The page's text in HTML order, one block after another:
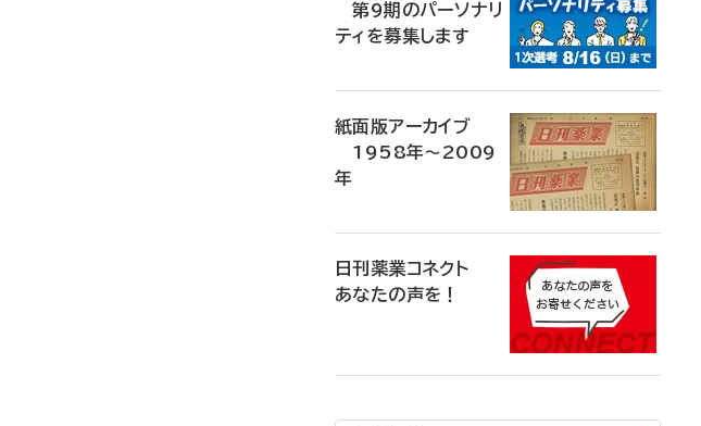
第9期のパーソナリ
ティを募集します
紙面版アーカイブ
1958年～2009
年
日刊薬業コネクト
あなたの声を！